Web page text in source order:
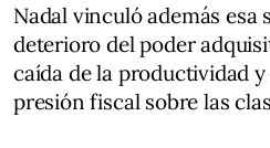
Nadal vinculó además esa
deterioro del poder
caída de la productividad
presión fiscal sobre las